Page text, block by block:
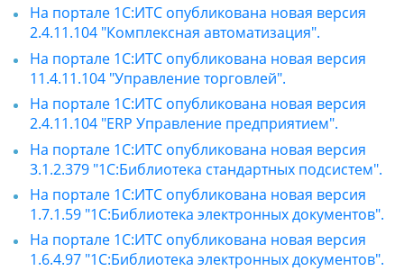
На портале 1С:ИТС опубликована новая версия
2.4.11.104 "Комплексная автоматизация".
На портале 1С:ИТС опубликована новая версия
11.4.11.104 "Управление торговлей".
На портале 1С:ИТС опубликована новая версия
2.4.11.104 "ERP Управление предприятием".
На портале 1С:ИТС опубликована новая версия
3.1.2.379 "1С:Библиотека стандартных подсистем".
На портале 1С:ИТС опубликована новая версия
1.7.1.59 "1С:Библиотека электронных документов".
На портале 1С:ИТС опубликована новая версия
1.6.4.97 "1С:Библиотека электронных документов".